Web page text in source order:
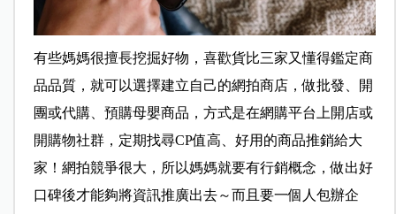
有些媽媽很擅長挖掘好物，喜歡貨比三家又懂得鑑定商
品品質，就可以選擇建立自己的網拍商店，做批發、開
團或代購、預購母嬰商品，方式是在網購平台上開店或
開購物社群，定期找尋CP值高、好用的商品推銷給大
家！網拍競爭很大，所以媽媽就要有行銷概念，做出好
口碑後才能夠將資訊推廣出去～而且要一個人包辦企